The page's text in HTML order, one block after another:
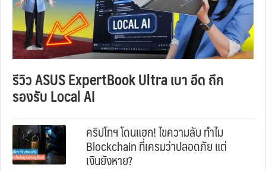
รีวิว ASUS ExpertBook Ultra เบา อึด ถึก
รองรับ Local AI
คริปโทฯ โดนแฮก! ไขความลับ ทำไม
Blockchain ที่เครมว่าปลอดภัย แต่
เงินยังหาย?